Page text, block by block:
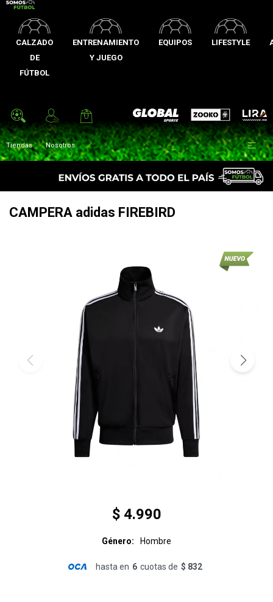
CALZADO
DE
FÚTBOL
ENTRENAMIENTO
Y JUEGO
EQUIPOS LIFESTYLE
Global Sports Zooko Lira
Tiendas Nosotros 
CAMPERA adidas FIREBIRD
$ 4.990
Género Hombre
hasta en 6 cuotas de $ 832